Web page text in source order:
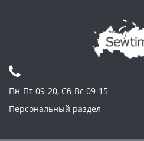
Пн-Пт 09-20, Сб-Вс 09-15
Персональный раздел